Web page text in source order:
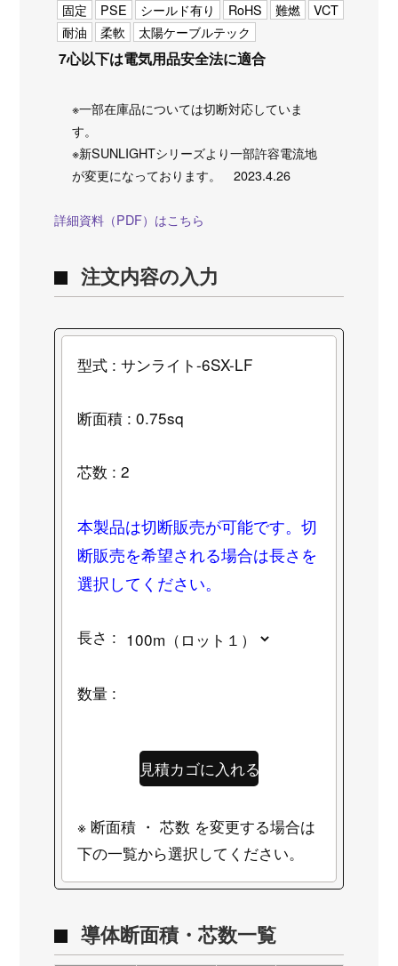
固定
PSE シールド有り RoHS 難燃
VCT
耐油
柔軟 太陽ケーブルテック
7心以下は電気用品安全法に適合
※一部在庫品については切断対応していま
す。
※新SUNLIGHTシリーズより一部許容電流地
が変更になっております。 2023.4.26
詳細資料（PDF）はこちら
注文内容の入力
型式 : サンライト-6SX-LF
断面積 : 0.75sq
芯数 : 2
本製品は切断販売が可能です。切
断販売を希望される場合は長さを
選択してください。
長さ :
数量 :
※ 断面積 ・ 芯数 を変更する場合は
下の一覧から選択してください。
導体断面積・芯数一覧